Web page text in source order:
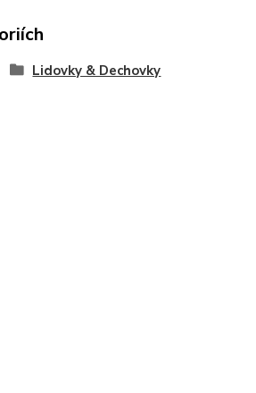
Lidovky & Dechovky